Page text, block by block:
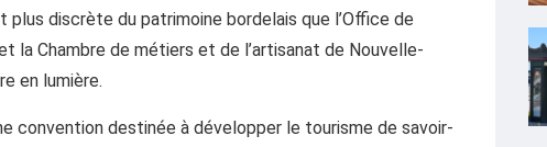
discrète du patrimoine bordelais que l’Office de
la Chambre de métiers et de l’artisanat de Nouvelle-
en lumière.
convention destinée à développer le tourisme de savoir-